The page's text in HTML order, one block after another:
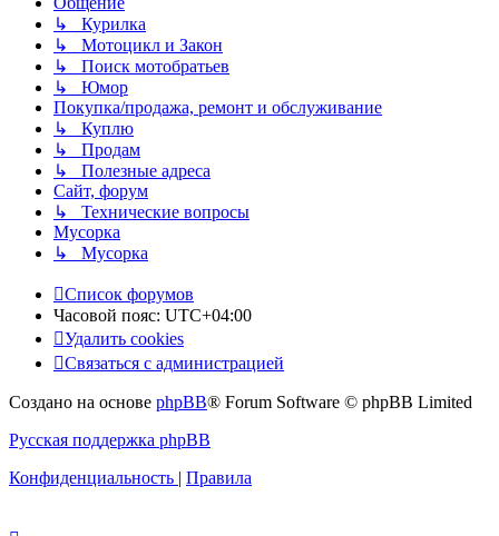
↳ Курилка
↳ Мотоцикл и Закон
↳ Поиск мотобратьев
↳ Юмор
Покупка/продажа, ремонт и обслуживание
↳ Куплю
↳ Продам
↳ Полезные адреса
Сайт, форум
↳ Технические вопросы
Мусорка
↳ Мусорка
Список форумов
Часовой пояс: UTC+04:00
Удалить cookies
Связаться с администрацией
Создано на основе phpBB® Forum Software © phpBB Limited
Русская поддержка phpBB
Конфиденциальность | Правила